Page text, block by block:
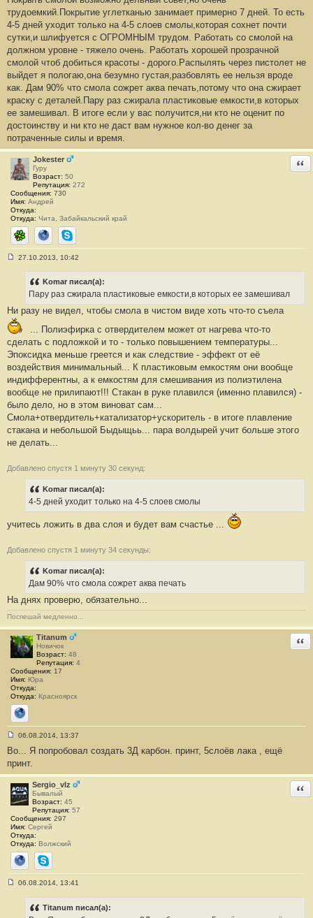
трудоемкий.Покрытие углетканью занимает примерно 7 дней. То есть
4-5 дней уходит только на 4-5 слоев смолы,которая сохнет почти
сутки,и шлифуется с ОГРОМНЫМ трудом. Работать со смолой на
должном уровне - тяжело очень. Работать хорошей прозрачной
смолой чтоб добиться красоты - дорого.Распылять через пистолет не
выйдет я пологаю,она безумно густая,разбовлять ее нельзя вроде
как. Дам 90% что смола сожрет аква печать,потому что она сжирает
краску с деталей.Пару раз сжирала пластиковые емкости,в которых
ее замешивал. В итоге если у вас получится,ни кто не оценит по
достоинству и ни кто не даст вам нужное кол-во денег за
потраченные силы и время.
Jokester
Гуру
Возраст: 50
Репутация: 272
Сообщения: 730
Имя: Андрей
Откуда:
Откуда: Чита, Забайкальский край
ICQ СайтSkype
н
и
е
#
1
8
27.10.2013, 10:42
Komar писал(а):
Пару раз сжирала пластиковые емкости,в которых ее замешивал
Ни разу не видел, чтобы смола в чистом виде хоть что-то съела
... Полиэфирка с отвердителем может от нагрева что-то
сделать с подложкой и то - только повышением температуры...
Эпоксидка меньше греется и как следствие - эффект от её
воздействия минимальный... К пластиковым емкостям они вообще
индифферентны, а к емкостям для смешивания из полиэтилена
вообще не прилипают!!! Стакан в руке плавился (именно плавился) -
было дело, но в этом виноват сам...
Смола+отвердитель+катализатор+ускоритель - в итоге плавление
стакана и небольшой Быдыщьь... пара волдырей учит больше этого
не делать...
Добавлено спустя 1 минуту 30 секунд:
Komar писал(а):
4-5 дней уходит только на 4-5 слоев смолы
учитесь ложить в два слоя и будет вам счастье ...
Добавлено спустя 1 минуту 34 секунды:
Komar писал(а):
Дам 90% что смола сожрет аква печать
На днях проверю, обязательно...
Поспешай медленно...
Titanum
Новичок
Возраст: 48
Репутация: 4
Сообщения: 17
Имя: Юра
Откуда:
Откуда: Красноярск
Сайт
о
б
щ
е
н
и
#
1
9
06.08.2014, 13:37
Во... Я попробовал создать 3Д карбон. принт, 5слоёв лака , ещё
принт.
Sergio_vlz
Бывалый
Возраст: 45
Репутация: 57
Сообщения: 297
Имя: Сергей
Откуда:
Откуда: Волжский
СайтSkype
06.08.2014, 13:41
Titanum писал(а):